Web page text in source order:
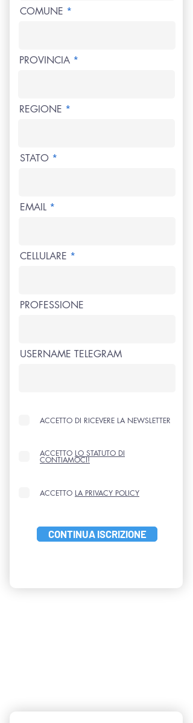
COMUNE
PROVINCIA
REGIONE
STATO
EMAIL
CELLULARE
PROFESSIONE
USERNAME TELEGRAM
ACCETTO DI RICEVERE LA NEWSLETTER
ACCETTO LO STATUTO DI
CONTIAMOCI!
ACCETTO LA PRIVACY POLICY
CONTINUA ISCRIZIONE